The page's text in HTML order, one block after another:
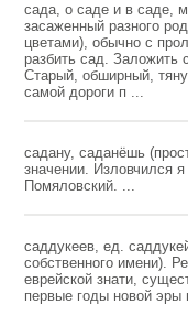
сада, о саде и в саде,
засаженный разного
цветами), обычно с
разбить сад. Заложить
Старый, обширный,
самой дороги п ...
садану, саданёшь
значении. Изловчился
Помяловский. ...
саддукеев, ед.
собственного имени).
еврейской знати,
первые годы новой